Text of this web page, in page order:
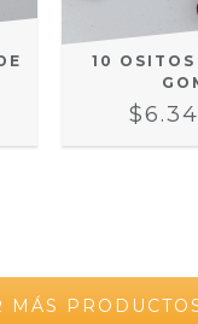
10
MÁS